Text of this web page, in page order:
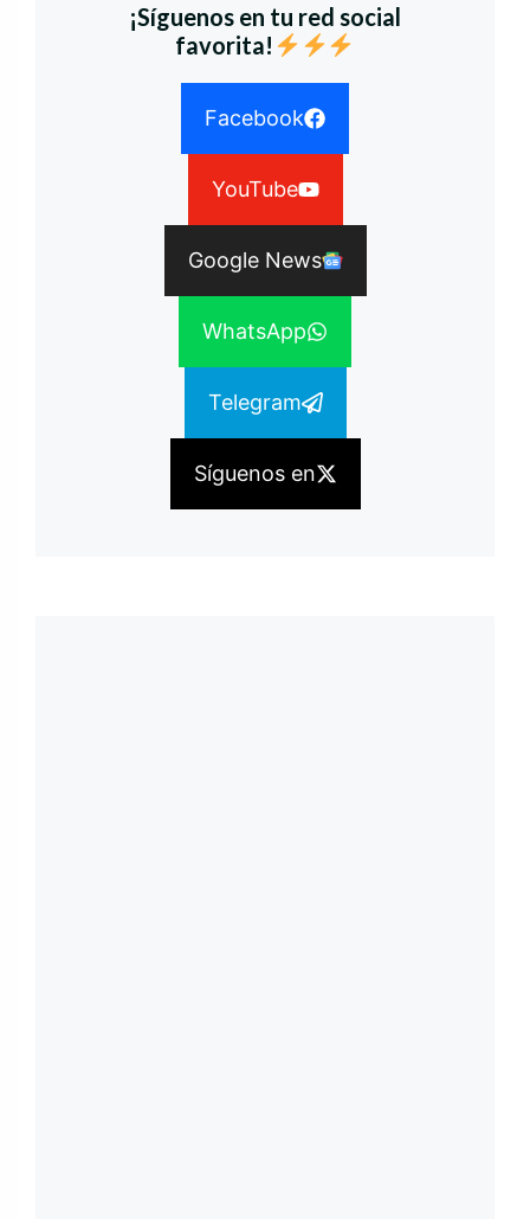
¡Síguenos en tu red social
favorita!
Facebook
YouTube
Google News
WhatsApp
Telegram
Síguenos en